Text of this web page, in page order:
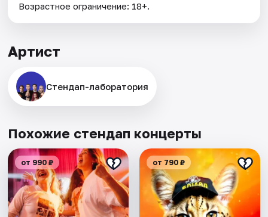
Возрастное ограничение: 18+.
Артист
Стендап-лаборатория
Похожие стендап концерты
от 990 ₽ от 790 ₽